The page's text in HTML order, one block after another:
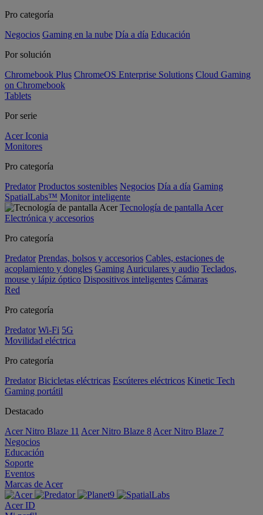
Pro categoría
Negocios Gaming en la nube Día a día Educación
Por solución
Chromebook Plus ChromeOS Enterprise Solutions Cloud Gaming
on Chromebook
Tablets
Por serie
Acer Iconia
Monitores
Pro categoría
Predator Productos sostenibles Negocios Día a día Gaming
SpatialLabs™ Monitor inteligente
Tecnología de pantalla Acer
Electrónica y accesorios
Pro categoría
Predator Prendas, bolsos y accesorios Cables, estaciones de
acoplamiento y dongles Gaming Auriculares y audio Teclados,
mouse y lápiz óptico Dispositivos inteligentes Cámaras
Red
Pro categoría
Predator Wi-Fi 5G
Movilidad eléctrica
Pro categoría
Predator Bicicletas eléctricas Escúteres eléctricos Kinetic Tech
Gaming portátil
Destacado
Acer Nitro Blaze 11 Acer Nitro Blaze 8 Acer Nitro Blaze 7
Negocios
Educación
Soporte
Eventos
Marcas de Acer
Acer ID